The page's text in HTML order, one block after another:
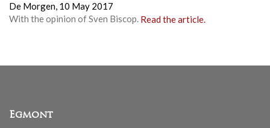
De Morgen, 10 May 2017
With the opinion of Sven Biscop. Read the article.
Egmont